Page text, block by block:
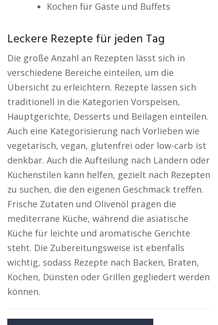
Kochen für Gäste und Buffets
Leckere Rezepte für jeden Tag
Die große Anzahl an Rezepten lässt sich in
verschiedene Bereiche einteilen, um die
Übersicht zu erleichtern. Rezepte lassen sich
traditionell in die Kategorien Vorspeisen,
Hauptgerichte, Desserts und Beilagen einteilen.
Auch eine Kategorisierung nach Vorlieben wie
vegetarisch, vegan, glutenfrei oder low-carb ist
denkbar. Auch die Aufteilung nach Ländern oder
Küchenstilen kann helfen, gezielt nach Rezepten
zu suchen, die den eigenen Geschmack treffen.
Frische Zutaten und Olivenöl prägen die
mediterrane Küche, während die asiatische
Küche für leichte und aromatische Gerichte
steht. Die Zubereitungsweise ist ebenfalls
wichtig, sodass Rezepte nach Backen, Braten,
Kochen, Dünsten oder Grillen gegliedert werden
können.